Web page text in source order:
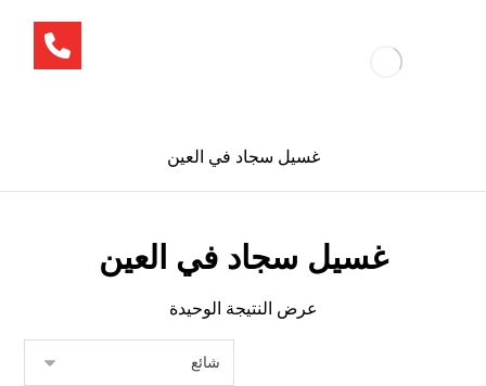
غسيل سجاد في العين
غسيل سجاد في العين
عرض النتيجة الوحيدة